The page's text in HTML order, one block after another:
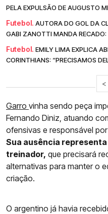
PELA EXPULSÃO DE AUGUSTO
Futebol. AUTORA DO GOL DA
GABI ZANOTTI MANDA RECADO:
Futebol. EMILY LIMA EXPLICA
CORINTHIANS: “PRECISAMOS
<
Garro vinha sendo peça
Fernando Diniz, atuando
ofensivas e responsável
Sua ausência
treinador, que precisará
alternativas para manter o
criação.
O argentino já havia